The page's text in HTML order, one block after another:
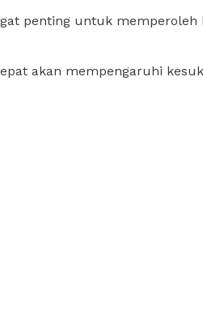
penting untuk memperoleh
akan mempengaruhi